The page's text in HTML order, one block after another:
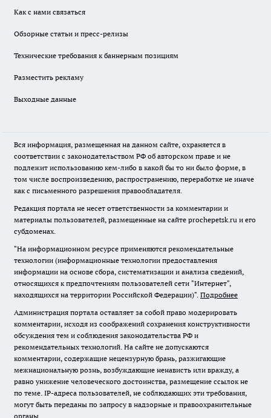
Как с нами связаться
Обзорные статьи и пресс-релизы
Технические требования к баннерным позициям
Разместить рекламу
Выходные данные
Вся информация, размещенная на данном сайте, охраняется в
соответствии с законодательством РФ об авторском праве и не
подлежит использованию кем-либо в какой бы то ни было форме, в
том числе воспроизведению, распространению, переработке не иначе
как с письменного разрешения правообладателя.
Редакция портала не несет ответственности за комментарии и
материалы пользователей, размещенные на сайте prochepetsk.ru и его
субдоменах.
"На информационном ресурсе применяются рекомендательные
технологии (информационные технологии предоставления
информации на основе сбора, систематизации и анализа сведений,
относящихся к предпочтениям пользователей сети "Интернет",
находящихся на территории Российской Федерации)". Подробнее
Администрация портала оставляет за собой право модерировать
комментарии, исходя из соображений сохранения конструктивности
обсуждения тем и соблюдения законодательства РФ и
рекомендательных технологий. На сайте не допускаются
комментарии, содержащие нецензурную брань, разжигающие
межнациональную рознь, возбуждающие ненависть или вражду, а
равно унижение человеческого достоинства, размещение ссылок не
по теме. IP-адреса пользователей, не соблюдающих эти требования,
могут быть переданы по запросу в надзорные и правоохранительные
органы.